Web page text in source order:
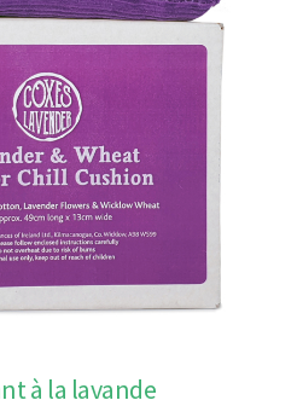
à la lavande